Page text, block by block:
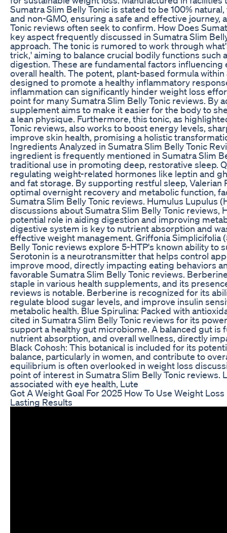
Sumatra Slim Belly Tonic is stated to be 100%
and non-GMO, ensuring a safe and effective journey,
Tonic reviews often seek to confirm. How Does
key aspect frequently discussed in Sumatra Slim
approach. The tonic is rumored to work through
trick,' aiming to balance crucial bodily functions such
digestion. These are fundamental factors
overall health. The potent, plant-based formula within
designed to promote a healthy inflammatory
inflammation can significantly hinder weight loss
point for many Sumatra Slim Belly Tonic reviews. By
supplement aims to make it easier for the body to
a lean physique. Furthermore, this tonic, as
Tonic reviews, also works to boost energy levels,
improve skin health, promising a holistic
Ingredients Analyzed in Sumatra Slim Belly Tonic
ingredient is frequently mentioned in Sumatra Slim
traditional use in promoting deep, restorative sleep.
regulating weight-related hormones like leptin and
and fat storage. By supporting restful sleep,
optimal overnight recovery and metabolic function,
Sumatra Slim Belly Tonic reviews. Humulus Lupulus
discussions about Sumatra Slim Belly Tonic reviews,
potential role in aiding digestion and improving
digestive system is key to nutrient absorption and
effective weight management. Griffonia Simplicifolia
Belly Tonic reviews explore 5-HTP's known ability to
Serotonin is a neurotransmitter that helps control
improve mood, directly impacting eating behaviors
favorable Sumatra Slim Belly Tonic reviews.
staple in various health supplements, and its
reviews is notable. Berberine is recognized for its
regulate blood sugar levels, and improve insulin
metabolic health. Blue Spirulina: Packed with
cited in Sumatra Slim Belly Tonic reviews for its
support a healthy gut microbiome. A balanced gut is
nutrient absorption, and overall wellness, directly
Black Cohosh: This botanical is included for its
balance, particularly in women, and contribute to
equilibrium is often overlooked in weight loss
point of interest in Sumatra Slim Belly Tonic reviews.
associated with eye health, Lute
Got A Weight Goal For 2025 How To Use Weight
Lasting Results